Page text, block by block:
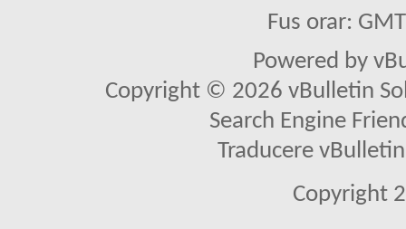
Fus orar:
Powered by
Copyright © 2026 vBulletin
Search Engine
Traducere
Copyright